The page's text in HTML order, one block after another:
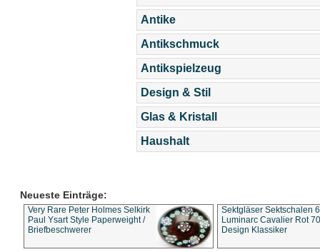
Antike
Antikschmuck
Antikspielzeug
Design & Stil
Glas & Kristall
Haushalt
Neueste Einträge:
Very Rare Peter Holmes Selkirk
Paul Ysart Style Paperweight /
Briefbeschwerer
Sektgläser Sektschalen
Luminarc Cavalier Rot
Design Klassiker